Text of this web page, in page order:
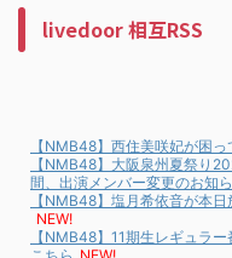
livedoor 相互RSS
【NMB48】西住美咲妃が困っ
【NMB48】大阪泉州夏祭り
間、出演メンバー変更のお知
【NMB48】塩月希依音が本
NEW!
【NMB48】11期生レギュラ